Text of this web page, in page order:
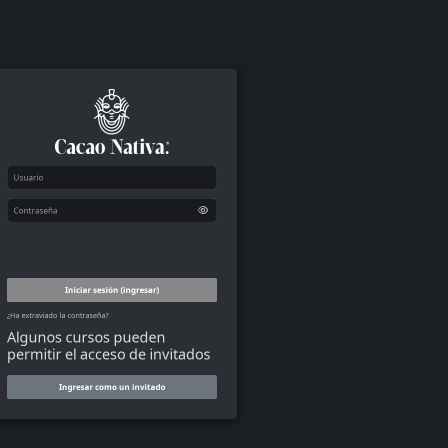
Ingresar a Aprendiendo Cacao
Usuario
Contraseña
Iniciar sesión (ingresar)
¿Ha extraviado la contraseña?
Algunos cursos pueden
permitir el acceso de invitados
Ingresar como un invitado